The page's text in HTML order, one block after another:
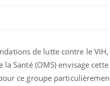
de lutte contre le VIH,
Santé (OMS) envisage cette
ce groupe